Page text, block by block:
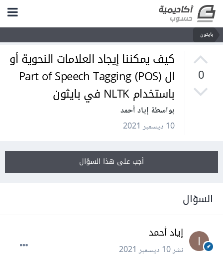
بايثون
0
كيف يمكننا إيجاد العلامات النحوية أو
ال Part of Speech Tagging (POS)
باستخدام NLTK في بايثون
بواسطة إياد أحمد
10 ديسمبر 2021
أجب على هذا السؤال
السؤال
إياد أحمد
نشر10 ديسمبر 2021